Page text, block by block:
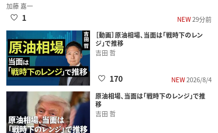
加藤 嘉一
NEW29分前
1
［動画］原油相場、当面は「戦時下のレン
ジ」で推移
吉田 哲
NEW2026/8/4
170
原油相場、当面は「戦時下のレンジ」で推
移
吉田 哲